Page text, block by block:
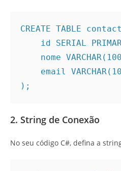
CREATE TABLE
id SERIAL
nome
email
);
2. String de Conexão
No seu código C#, defina a